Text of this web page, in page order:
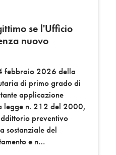
se l'Ufficio
nuovo
febbraio 2026 della
di primo grado di
applicazione
legge n. 212 del 2000,
preventivo
sostanziale del
e n